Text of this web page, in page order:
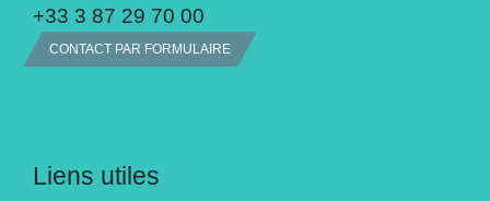
+33 3 87 29 70 00
CONTACT PAR FORMULAIRE
Liens utiles